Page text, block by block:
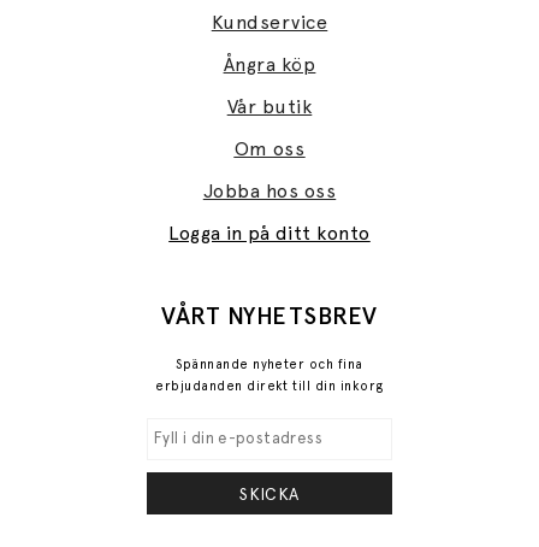
Kundservice
Ångra köp
Vår butik
Om oss
Jobba hos oss
Logga in på ditt konto
VÅRT NYHETSBREV
Spännande nyheter och fina
erbjudanden direkt till din inkorg
SKICKA